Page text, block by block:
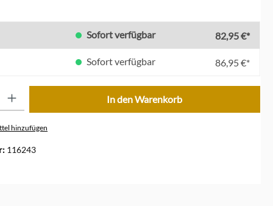
Sofort verfügbar 82,95 €*
Sofort verfügbar 86,95 €*
In den Warenkorb
hinzufügen
116243